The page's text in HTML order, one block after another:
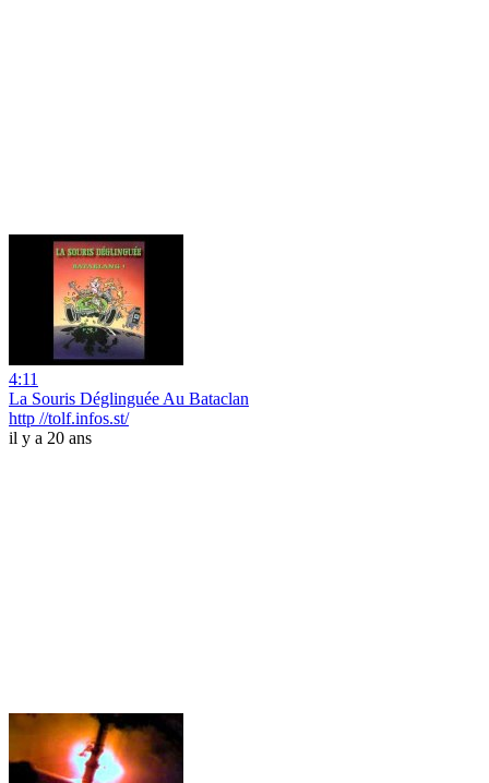
4:11
La Souris Déglinguée Au Bataclan
http //tolf.infos.st/
il y a 20 ans